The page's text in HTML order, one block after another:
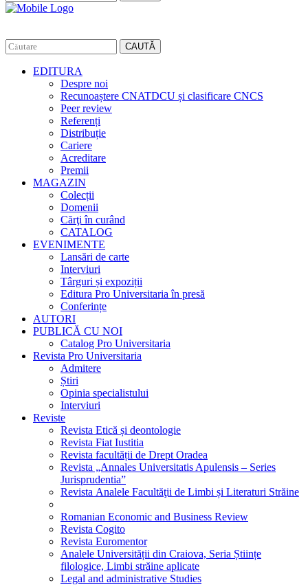
CAUTĂ
EDITURA
Despre noi
Recunoaștere CNATDCU și clasificare CNCS
Peer review
Referenți
Distribuție
Cariere
Acreditare
Premii
MAGAZIN
Colecții
Domenii
Cărţi în curând
CATALOG
EVENIMENTE
Lansări de carte
Interviuri
Târguri și expoziții
Editura Pro Universitaria în presă
Conferințe
AUTORI
PUBLICĂ CU NOI
Catalog Pro Universitaria
Revista Pro Universitaria
Admitere
Știri
Opinia specialistului
Interviuri
Reviste
Revista Etică și deontologie
Revista Fiat Iustitia
Revista facultății de Drept Oradea
Revista „Annales Universitatis Apulensis – Series
Jurisprudentia”
Revista Analele Facultăţii de Limbi și Literaturi Străine
Romanian Economic and Business Review
Revista Cogito
Revista Euromentor
Analele Universității din Craiova, Seria Științe
filologice, Limbi străine aplicate
Legal and administrative Studies